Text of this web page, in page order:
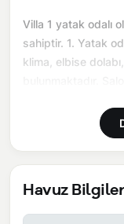
Villa 1 yatak odalı
sahiptir. 1. Yatak
klima, elbise
almaktadır.
ve temel mutfak
Burada sadece
Havuz